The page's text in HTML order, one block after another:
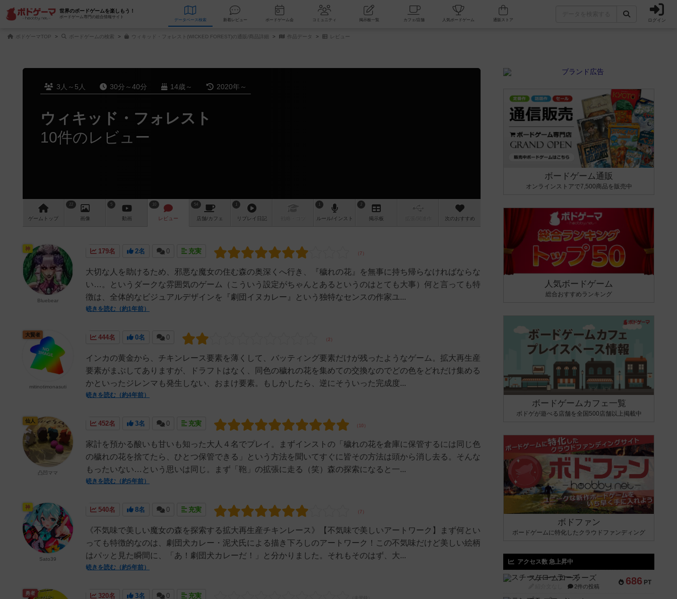
世界のボードゲームを楽しもう！
ボードゲーム専門の総合情報サイト
データベース 検索 新着レビュー ボードゲーム会 コミュニティ 掲示板一覧 カフェ/店舗 人気ボードゲーム ログイン
ボドゲーマTOP ボードゲームの検索 ウィキッド・フォレスト(WICKED FOREST)の通販/商品詳細 作品データ レビュー
3人～5人 30分～40分 14歳～ 2020年～
ウィキッド・フォレスト
10件のレビュー
ゲーム トップ
22
画像
5
動画
10
レビュー
54
店舗/カフェ
1
リプレイ 日記
1
ルール/インスト
2
掲示板 次のおすすめ
179名 2名 0 充実
大切な人を助けるため、邪悪な魔女の住む森の奥深くへ行き、『穢れの花』を無事に持ち帰らなければならな
い…。というダークな雰囲気のゲーム（こういう設定がちゃんとあるというのはとても大事）何と言っても特
徴は、全体的なビジュアルデザインを『劇団イヌカレー』という独特なセンスの作家ユ...
続きを読む（約1年前）
神
Bluebear
444名 0名 0
インカの黄金から、チキンレース要素を薄くして、バッティング要素だけが残ったようなゲーム。拡大再生産
要素がまぶしてありますが、ドラフトはなく、同色の穢れの花を集めての交換なのでどの色をどれだけ集める
かといったジレンマも発生しない、おまけ要素。もしかしたら、逆にそういった完成度...
続きを読む（約4年前）
大賢者
mitinotimonasuti
452名 3名 0 充実
家計を預かる酸いも甘いも知った大人４名でプレイ。まずインストの「穢れの花を倉庫に保管するには同じ色
の穢れの花を捨てたら、ひとつ保管できる」という方法を聞いてすぐに皆その方法は頭から消し去る。そんな
もったいない…という思いは同じ。まず「鞄」の拡張に走る（笑）森の探索になると一...
続きを読む（約5年前）
仙人
凸凹ママ
540名 8名 0 充実
《不気味で美しい魔女の森を探索する拡大再生産チキンレース》【不気味で美しいアートワーク】まず何とい
っても特徴的なのは、劇団犬カレー・泥犬氏による描き下ろしのアートワーク！この不気味だけど美しい絵柄
はパッと見た瞬間に、「あ！劇団犬カレーだ！」と分かりました。それもそのはず、大...
続きを読む（約5年前）
神
Sato39
320名 3名 0 充実
勇者
ボードゲーム通販
オンラインストアで7,500商品を販売中
人気ボードゲーム
総合おすすめランキング
ボードゲームカフェ一覧
ボドゲが遊べる店舗を全国500店舗以上掲載中
ボドファン
ボードゲームに特化したクラウドファンディング
アクセス数 急上昇中
686 PT
スチームローラーズ
2件の投稿